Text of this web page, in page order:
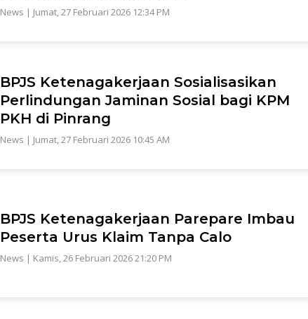
News | Jumat, 27 Februari 2026 12:34 PM
BPJS Ketenagakerjaan Sosialisasikan
Perlindungan Jaminan Sosial bagi KPM
PKH di Pinrang
News | Jumat, 27 Februari 2026 10:45 AM
BPJS Ketenagakerjaan Parepare Imbau
Peserta Urus Klaim Tanpa Calo
News | Kamis, 26 Februari 2026 21:20 PM